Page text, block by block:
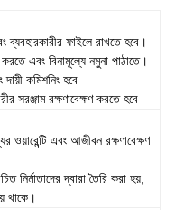
ফাইলে রাখতে হবে।
এবং বিনামূল্যে নমুনা পাঠাতে।
কমিশনিং হবে
সরঞ্জাম রক্ষণাবেক্ষণ করতে হবে
ওয়ারেন্টি এবং আজীবন রক্ষণাবেক্ষণ
নির্মাতাদের দ্বারা তৈরি করা হয়,
থাকে।